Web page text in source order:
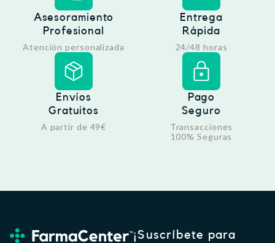
Asesoramiento
Profesional
Atención personalizada
Entrega
Rápida
24/48 horas
Envíos
Gratuitos
A partir de 49€
Pago
Seguro
Transacciones
100% Seguras
¡Suscríbete para